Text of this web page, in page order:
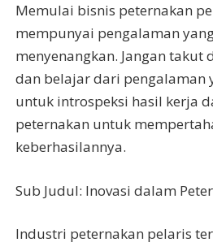
Memulai bisnis peternakan
mempunyai pengalaman
menyenangkan. Jangan takut
dan belajar dari pengalaman
untuk introspeksi hasil kerja
peternakan untuk
keberhasilannya.
Sub Judul: Inovasi dalam
Industri peternakan pelaris